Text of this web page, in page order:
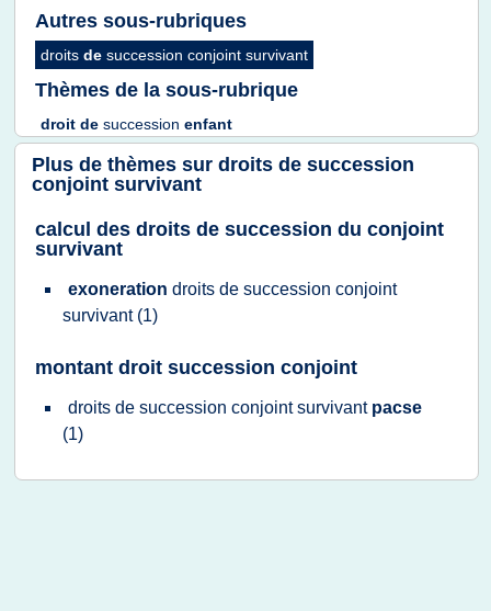
Autres sous-rubriques
droits de succession conjoint survivant
Thèmes de la sous-rubrique
droit de succession enfant
Plus de thèmes sur droits de succession
conjoint survivant
calcul des droits de succession du conjoint
survivant
exoneration droits de succession conjoint
survivant (1)
montant droit succession conjoint
droits de succession conjoint survivant pacse
(1)